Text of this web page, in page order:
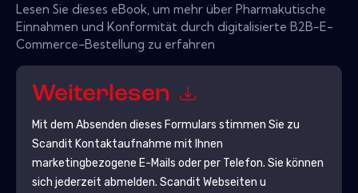
Lesen Sie dieses eBook, um mehr über Pharmakutische
Einnahmen und Konformität durch digitalisierte B2B-E-
Commerce-Bestellung zu erfahren
Weiterlesen
Mit dem Absenden dieses Formulars stimmen Sie zu
Scandit Kontaktaufnahme mit Ihnen
marketingbezogene E-Mails oder per Telefon. Sie können
sich jederzeit abmelden. Scandit Webseiten u